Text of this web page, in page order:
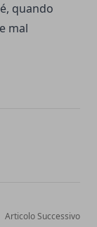
quando
mal
Articolo Successivo